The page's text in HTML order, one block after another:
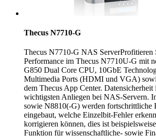
Thecus N7710-G
Thecus N7710-G NAS ServerProfitieren
Performance im Thecus N7710U-G mit
G850 Dual Core CPU, 10GbE
Multimedia Ports (HDMI und VGA)
dem Thecus App Center. Datensicherheit
wichtigsten Anliegen bei NAS-Servern.
sowie N8810(-G) werden
eingebaut, welche Einzelbit-Fehler
korrigieren können, dies ist
Funktion für wissenschaftliche- sowie